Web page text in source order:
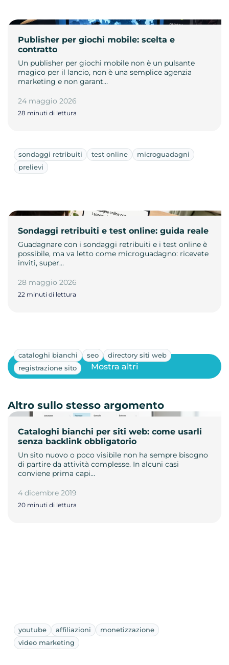
Publisher per giochi mobile: scelta e
contratto
Un publisher per giochi mobile non è un pulsante
magico per il lancio, non è una semplice agenzia
marketing e non garant…
24 maggio 2026
28 minuti di lettura
sondaggi retribuiti test online
microguadagni
prelievi
Sondaggi retribuiti e test online: guida reale
Guadagnare con i sondaggi retribuiti e i test online è
possibile, ma va letto come microguadagno: ricevete
inviti, super…
28 maggio 2026
22 minuti di lettura
cataloghi bianchi seo
directory siti web
registrazione sito
Cataloghi bianchi per siti web: come usarli
senza backlink obbligatorio
Un sito nuovo o poco visibile non ha sempre bisogno
di partire da attività complesse. In alcuni casi
conviene prima capi…
4 dicembre 2019
20 minuti di lettura
Mostra altri
Altro sullo stesso argomento
youtube affiliazioni
monetizzazione
video marketing